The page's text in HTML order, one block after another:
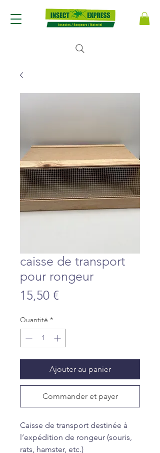
caisse de transport
pour rongeur
15,50 €
Quantité *
Ajouter au panier
Commander et payer
Caisse de transport destinée à
l’expédition de rongeur (souris,
rats, hamster, etc.)